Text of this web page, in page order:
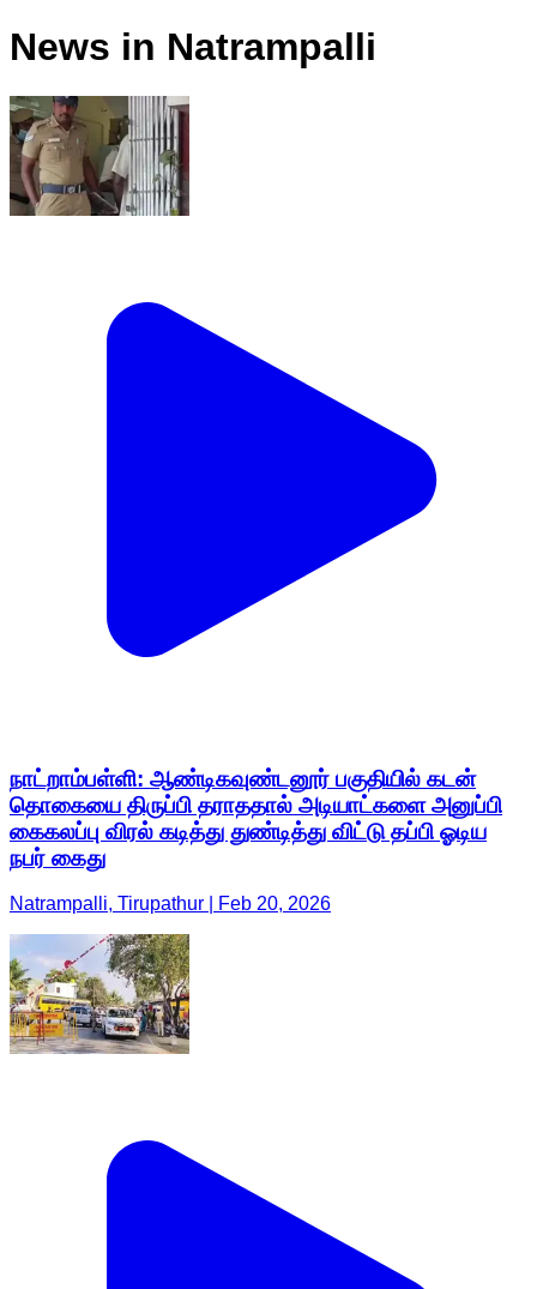
News in Natrampalli
நாட்றாம்பள்ளி: ஆண்டிகவுண்டனூர் பகுதியில் கடன்
தொகையை திருப்பி தராததால் அடியாட்களை அனுப்பி
கைகலப்பு விரல் கடித்து துண்டித்து விட்டு தப்பி ஓடிய
நபர் கைது
Natrampalli, Tirupathur | Feb 20, 2026